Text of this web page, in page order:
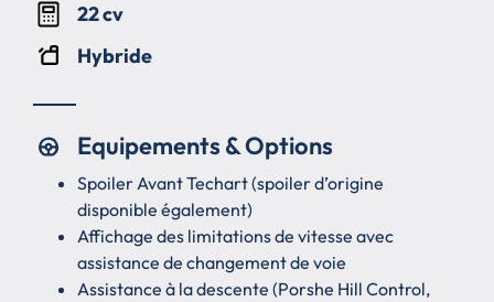
22 cv
Hybride
Equipements & Options
Spoiler Avant Techart (spoiler d’origine
disponible également)
Affichage des limitations de vitesse avec
assistance de changement de voie
Assistance à la descente (Porshe Hill Control,